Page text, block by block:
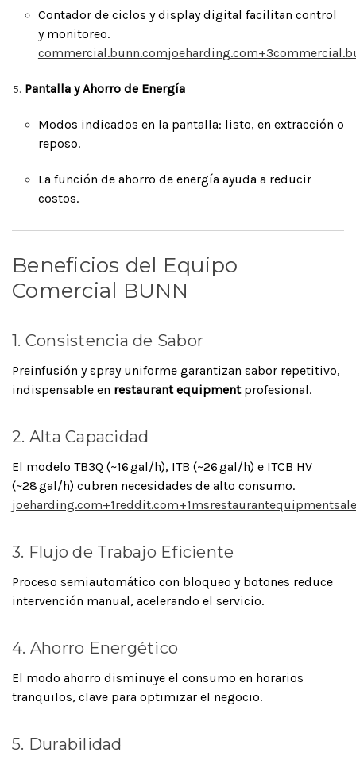
Contador de ciclos y display digital facilitan control
y monitoreo.
commercial.bunn.comjoeharding.com+3
Pantalla y Ahorro de Energía
Modos indicados en la pantalla: listo, en extracción o
reposo.
La función de ahorro de energía ayuda a reducir
costos.
Beneficios del Equipo
Comercial BUNN
1. Consistencia de Sabor
Preinfusión y spray uniforme garantizan sabor repetitivo,
indispensable en restaurant equipmentprofesional.
2. Alta Capacidad
El modelo TB3Q (~16 gal/h), ITB (~26 gal/h) e ITCB HV
(~28 gal/h) cubren necesidades de alto consumo.
joeharding.com+1reddit.com+1
3. Flujo de Trabajo Eficiente
Proceso semiautomático con bloqueo y botones reduce
intervención manual, acelerando el servicio.
4. Ahorro Energético
El modo ahorro disminuye el consumo en horarios
tranquilos, clave para optimizar el negocio.
5. Durabilidad